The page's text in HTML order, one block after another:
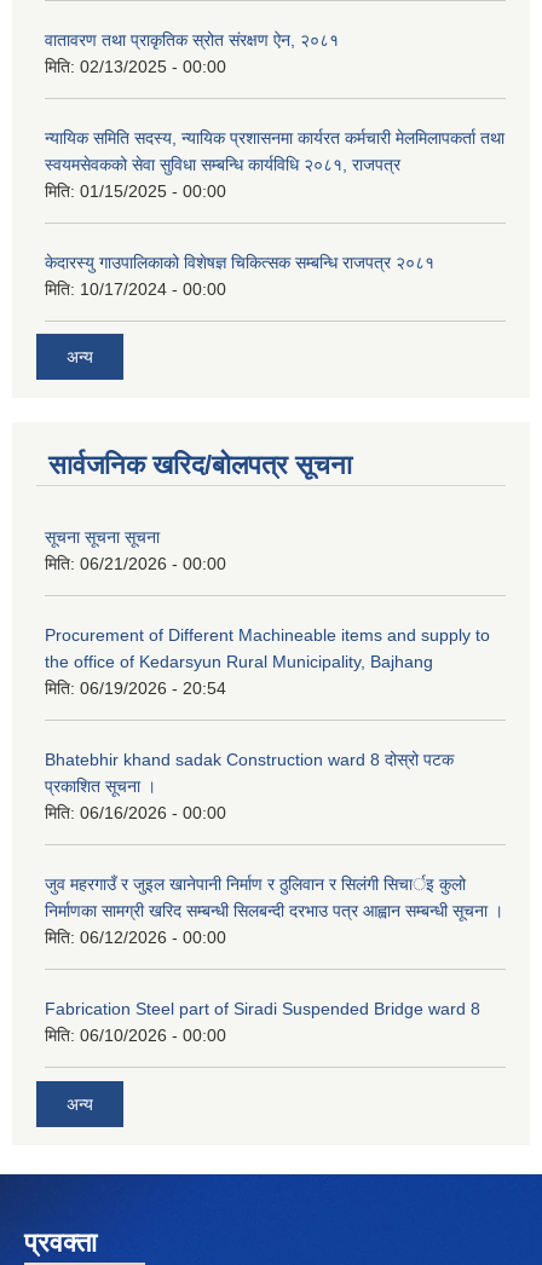
वातावरण तथा प्राकृतिक स्रोत संरक्षण ऐन, २०८१
मिति: 02/13/2025 - 00:00
न्यायिक समिति सदस्य, न्यायिक प्रशासनमा कार्यरत कर्मचारी मेलमिलापकर्ता तथा
स्वयमसेवकको सेवा सुविधा सम्बन्धि कार्यविधि २०८१, राजपत्र
मिति: 01/15/2025 - 00:00
केदारस्यु गाउपालिकाको विशेषज्ञ चिकित्सक सम्बन्धि राजपत्र २०८१
मिति: 10/17/2024 - 00:00
अन्य
सार्वजनिक खरिद/बोलपत्र सूचना
सूचना सूचना सूचना
मिति: 06/21/2026 - 00:00
Procurement of Different Machineable items and supply to
the office of Kedarsyun Rural Municipality, Bajhang
मिति: 06/19/2026 - 20:54
Bhatebhir khand sadak Construction ward 8 दोस्रो पटक
प्रकाशित सूचना ।
मिति: 06/16/2026 - 00:00
जुव महरगाउँ र जुइल खानेपानी निर्माण र ठुलिवान र सिलंगी सिचार्इ कुलो
निर्माणका सामग्री खरिद सम्बन्धी सिलबन्दी दरभाउ पत्र आह्वान सम्बन्धी सूचना ।
मिति: 06/12/2026 - 00:00
Fabrication Steel part of Siradi Suspended Bridge ward 8
मिति: 06/10/2026 - 00:00
अन्य
प्रवक्ता